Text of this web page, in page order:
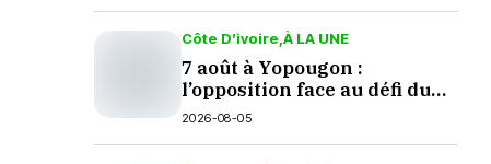
Côte D’ivoire À LA UNE
7 août à Yopougon :
l’opposition face au défi du
dialogue
2026-08-05